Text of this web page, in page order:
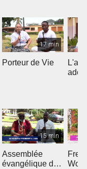
17 min
Porteur de Vie
ados
15 min
Assemblée
évangélique de
Free